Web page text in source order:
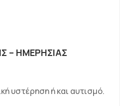
– ΗΜΕΡΗΣΙΑΣ
υστέρηση ή και αυτισμό.